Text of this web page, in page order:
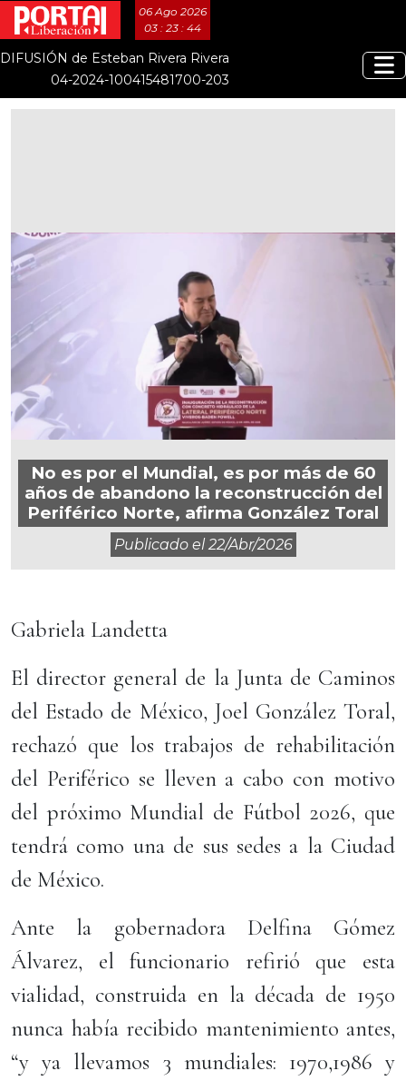
06 Ago 2026
03 : 23 : 45
DIFUSIÓN de Esteban Rivera Rivera
04-2024-100415481700-203
No es por el Mundial, es por más de 60
años de abandono la reconstrucción del
Periférico Norte, afirma González Toral
Publicado el22/abr/2026
Gabriela Landetta
El director general de la Junta de Caminos
del Estado de México, Joel González Toral,
rechazó que los trabajos de rehabilitación
del Periférico se lleven a cabo con motivo
del próximo Mundial de Fútbol 2026, que
tendrá como una de sus sedes a la Ciudad
de México.
Ante la gobernadora Delfina Gómez
Álvarez, el funcionario refirió que esta
vialidad, construida en la década de 1950
nunca había recibido mantenimiento antes,
“y ya llevamos 3 mundiales: 1970,1986 y